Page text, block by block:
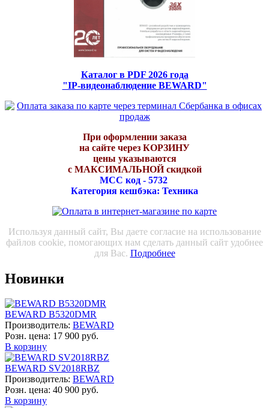
Каталог в PDF 2026 года
"IP-видеонаблюдение BEWARD"
При оформлении заказа
на сайте через КОРЗИНУ
цены указываются
с МАКСИМАЛЬНОЙ скидкой
МСС код - 5732
Категория кешбэка: Техника
Используя данный сайт, Вы даете согласие на использование
файлов cookie, помогающих нам сделать данный сайт удобнее
для Вас. Подробнее
Новинки
BEWARD B5320DMR
Производитель: BEWARD
Розн. цена: 17 900 руб.
В корзину
BEWARD SV2018RBZ
Производитель: BEWARD
Розн. цена: 40 900 руб.
В корзину